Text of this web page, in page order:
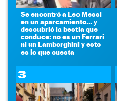
Se encontró a Leo Messi
en un aparcamiento... y
descubrió la bestia que
conduce: no es un Ferrari
ni un Lamborghini y esto
es lo que cuesta
3